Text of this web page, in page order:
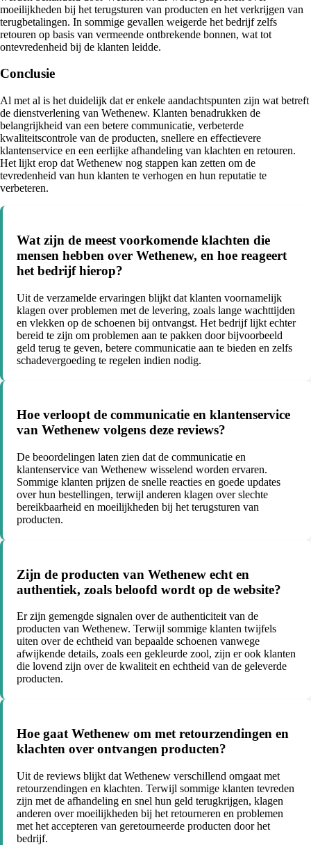
moeilijkheden bij het terugsturen van producten en het verkrijgen van
terugbetalingen. In sommige gevallen weigerde het bedrijf zelfs
retouren op basis van vermeende ontbrekende bonnen, wat tot
ontevredenheid bij de klanten leidde.
Conclusie
Al met al is het duidelijk dat er enkele aandachtspunten zijn wat betreft
de dienstverlening van Wethenew. Klanten benadrukken de
belangrijkheid van een betere communicatie, verbeterde
kwaliteitscontrole van de producten, snellere en effectievere
klantenservice en een eerlijke afhandeling van klachten en retouren.
Het lijkt erop dat Wethenew nog stappen kan zetten om de
tevredenheid van hun klanten te verhogen en hun reputatie te
verbeteren.
Wat zijn de meest voorkomende klachten die
mensen hebben over Wethenew, en hoe reageert
het bedrijf hierop?
Uit de verzamelde ervaringen blijkt dat klanten voornamelijk
klagen over problemen met de levering, zoals lange wachttijden
en vlekken op de schoenen bij ontvangst. Het bedrijf lijkt echter
bereid te zijn om problemen aan te pakken door bijvoorbeeld
geld terug te geven, betere communicatie aan te bieden en zelfs
schadevergoeding te regelen indien nodig.
Hoe verloopt de communicatie en klantenservice
van Wethenew volgens deze reviews?
De beoordelingen laten zien dat de communicatie en
klantenservice van Wethenew wisselend worden ervaren.
Sommige klanten prijzen de snelle reacties en goede updates
over hun bestellingen, terwijl anderen klagen over slechte
bereikbaarheid en moeilijkheden bij het terugsturen van
producten.
Zijn de producten van Wethenew echt en
authentiek, zoals beloofd wordt op de website?
Er zijn gemengde signalen over de authenticiteit van de
producten van Wethenew. Terwijl sommige klanten twijfels
uiten over de echtheid van bepaalde schoenen vanwege
afwijkende details, zoals een gekleurde zool, zijn er ook klanten
die lovend zijn over de kwaliteit en echtheid van de geleverde
producten.
Hoe gaat Wethenew om met retourzendingen en
klachten over ontvangen producten?
Uit de reviews blijkt dat Wethenew verschillend omgaat met
retourzendingen en klachten. Terwijl sommige klanten tevreden
zijn met de afhandeling en snel hun geld terugkrijgen, klagen
anderen over moeilijkheden bij het retourneren en problemen
met het accepteren van geretourneerde producten door het
bedrijf.